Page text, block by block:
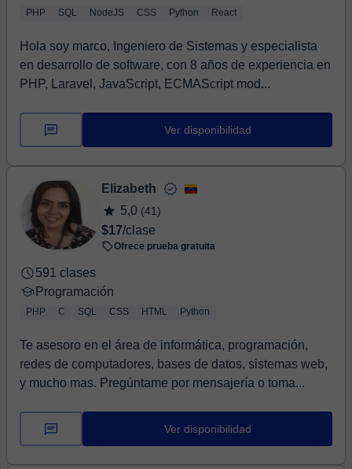
PHP SQL NodeJS CSS Python React
Hola soy marco, Ingeniero de Sistemas y especialista
en desarrollo de software, con 8 años de experiencia en
PHP, Laravel, JavaScript, ECMAScript mod...
Ver disponibilidad
Elizabeth
5,0 (41)
$17/clase
Ofrece prueba gratuita
591 clases
Programación
PHP C SQL CSS HTML Python
Te asesoro en el área de informática, programación,
redes de computadores, bases de datos, sistemas web,
y mucho mas. Pregúntame por mensajería o toma...
Ver disponibilidad